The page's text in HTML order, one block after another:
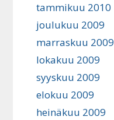
tammikuu 2010
joulukuu 2009
marraskuu 2009
lokakuu 2009
syyskuu 2009
elokuu 2009
heinäkuu 2009